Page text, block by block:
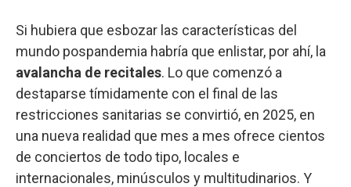
Si hubiera que esbozar las características del
mundo pospandemia habría que enlistar, por ahí, la
avalancha de recitales. Lo que comenzó a
destaparse tímidamente con el final de las
restricciones sanitarias se convirtió, en 2025, en
una nueva realidad que mes a mes ofrece cientos
de conciertos de todo tipo, locales e
internacionales, minúsculos y multitudinarios. Y